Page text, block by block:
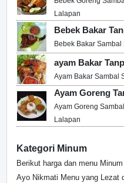
Lalapan
Bebek Bakar
Bebek Bakar
ayam Bakar
Ayam Bakar Sambal
Ayam Goreng
Ayam Goreng
Lalapan
Kategori Minum
Berikut harga dan menu
Ayo Nikmati Menu yang Lezat